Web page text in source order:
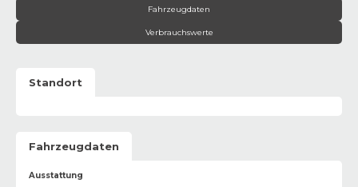
Fahrzeugdaten
Verbrauchswerte
Standort
Fahrzeugdaten
Ausstattung